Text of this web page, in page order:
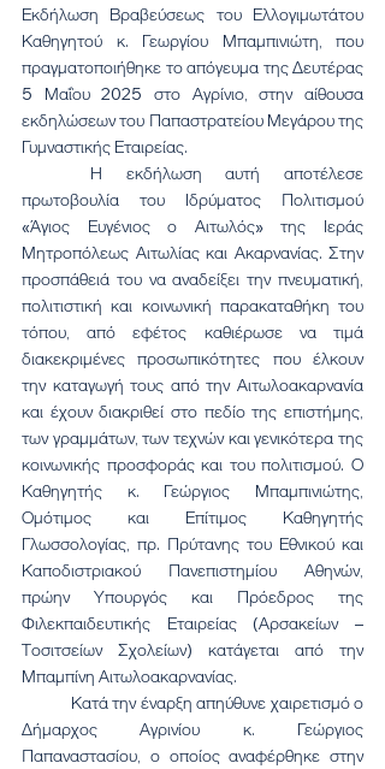
Εκδήλωση Βραβεύσεως του Ελλογιμωτάτου
Καθηγητού κ. Γεωργίου Μπαμπινιώτη, που
πραγματοποιήθηκε το απόγευμα της Δευτέρας
5 Μαΐου 2025 στο Αγρίνιο, στην αίθουσα
εκδηλώσεων του Παπαστρατείου Μεγάρου της
Γυμναστικής Εταιρείας.
πρωτοβουλία του Ιδρύματος Πολιτισμού
«Άγιος Ευγένιος ο Αιτωλός» της Ιεράς
Μητροπόλεως Αιτωλίας και Ακαρνανίας. Στην
προσπάθειά του να αναδείξει την πνευματική,
πολιτιστική και κοινωνική παρακαταθήκη του
τόπου, από εφέτος καθιέρωσε να τιμά
διακεκριμένες προσωπικότητες που έλκουν
την καταγωγή τους από την Αιτωλοακαρνανία
και έχουν διακριθεί στο πεδίο της επιστήμης,
των γραμμάτων, των τεχνών και γενικότερα της
κοινωνικής προσφοράς και του πολιτισμού. Ο
Καθηγητής κ. Γεώργιος Μπαμπινιώτης,
Ομότιμος και Επίτιμος Καθηγητής
Γλωσσολογίας, πρ. Πρύτανης του Εθνικού και
Καποδιστριακού Πανεπιστημίου Αθηνών,
πρώην Υπουργός και Πρόεδρος της
Φιλεκπαιδευτικής Εταιρείας (Αρσακείων –
Τοσιτσείων Σχολείων) κατάγεται από την
Μπαμπίνη Αιτωλοακαρνανίας.
Δήμαρχος Αγρινίου κ. Γεώργιος
Παπαναστασίου, ο οποίος αναφέρθηκε στην